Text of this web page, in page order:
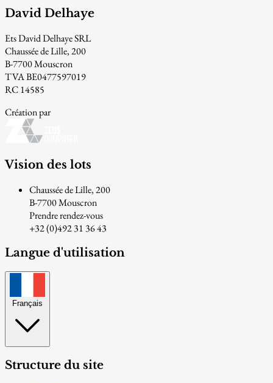
David Delhaye
Ets David Delhaye SRL
Chaussée de Lille, 200
B-7700 Mouscron
TVA BE0477597019
RC 14585
Création par
Vision des lots
Chaussée de Lille, 200
B-7700 Mouscron
Prendre rendez-vous
+32 (0)492 31 36 43
Langue d'utilisation
Français
Structure du site